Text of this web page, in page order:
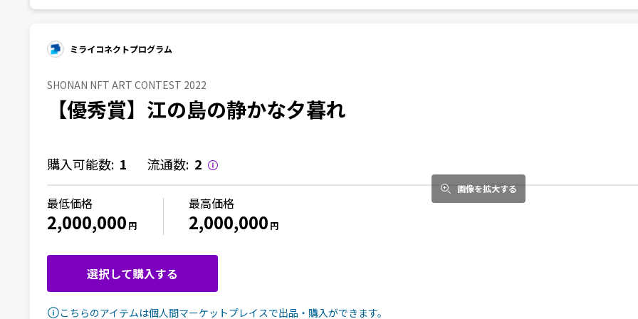
画像を拡大する
ミライコネクトプログラム
SHONAN NFT ART CONTEST 2022
【優秀賞】江の島の静かな夕暮れ
購入可能数: 1 流通数: 2
最低価格
2,000,000 円
最高価格
2,000,000 円
選択して購入する
こちらのアイテムは個人間マーケットプレイスで出品・購入ができます。